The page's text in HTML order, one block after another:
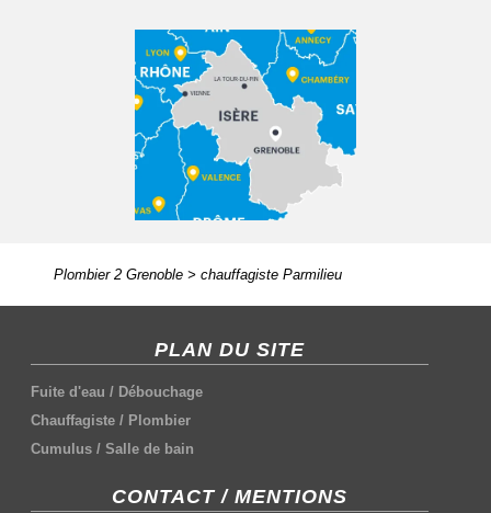
Plombier 2 Grenoble> chauffagiste Parmilieu
PLAN DU SITE
Fuite d'eau / Débouchage
Chauffagiste / Plombier
Cumulus /Salle de bain
CONTACT / MENTIONS